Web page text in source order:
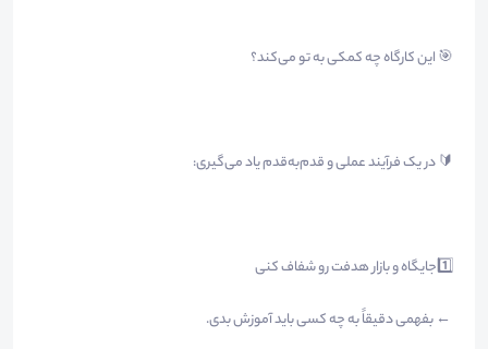
🎯 این کارگاه چه کمکی به تو می‌کند؟
🔰 در یک فرآیند عملی و قدم‌به‌قدم یاد می‌گیری:
1️⃣جایگاه و بازار هدفت رو شفاف کنی
← بفهمی دقیقاً به چه کسی باید آموزش بدی.